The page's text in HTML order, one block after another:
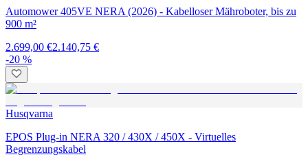
Automower 405VE NERA (2026) - Kabelloser Mähroboter, bis zu
900 m²
2.699,00 €2.140,75 €
-20 %
Husqvarna
EPOS Plug-in NERA 320 / 430X / 450X - Virtuelles
Begrenzungskabel